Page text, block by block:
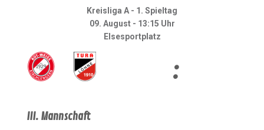
Kreisliga A - 1. Spieltag
09. August - 13:15 Uhr
Elsesportplatz
:
III. Mannschaft